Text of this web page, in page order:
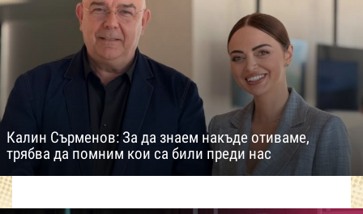
Калин Сърменов: За да знаем накъде отиваме,
трябва да помним кои са били преди нас